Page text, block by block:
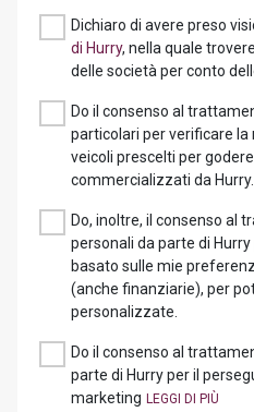
Dichiaro di avere preso
di Hurry, nella quale
delle società per conto
Do il consenso al
particolari per verificare la
veicoli prescelti per
commercializzati da Hurry.
Do, inoltre, il consenso al
personali da parte di
basato sulle mie
(anche finanziarie), per
personalizzate.
Do il consenso al
parte di Hurry per il
marketing